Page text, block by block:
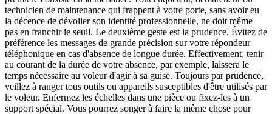
technicien de maintenance qui frappent à votre porte, sans avoir eu
la décence de dévoiler son identité professionnelle, ne doit même
pas en franchir le seuil. Le deuxième geste est la prudence. Évitez de
préférence les messages de grande précision sur votre répondeur
téléphonique en cas d'absence de longue durée. Effectivement, tenir
au courant de la durée de votre absence, par exemple, laissera le
temps nécessaire au voleur d'agir à sa guise. Toujours par prudence,
veillez à ranger tous outils ou appareils susceptibles d'être utilisés par
le voleur. Enfermez les échelles dans une pièce ou fixez-les à un
support spécial. Vous pourrez songer à faire la même chose pour